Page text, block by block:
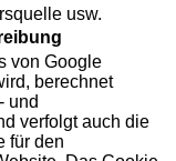
usw.
von Google
berechnet
und
verfolgt auch die
für den